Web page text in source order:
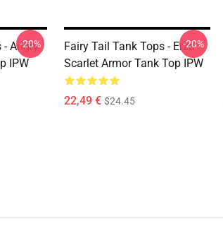
- Angry
IPW
-20%
Fairy Tail Tank Tops - Erza
Scarlet Armor Tank Top IPW
22,49 € $24.45
-20%